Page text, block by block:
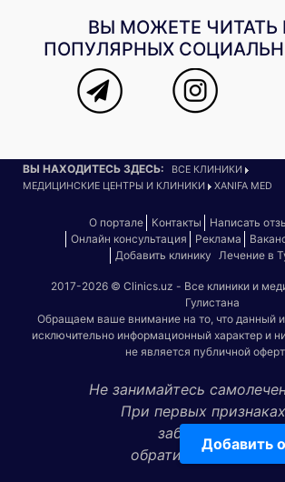
Добавить
ВЫ МОЖЕТЕ ЧИТАТЬ
ПОПУЛЯРНЫХ
ВЫ НАХОДИТЕСЬ ЗДЕСЬ:
ВСЕ КЛИНИКИ
МЕДИЦИНСКИЕ ЦЕНТРЫ И КЛИНИКИ
XANIFA MED
О портале Контакты Написать
Онлайн консультация
Реклама
Добавить клинику Лечение в
2017-2026 © Clinics.uz - Все клиники и
Гулистана
Обращаем ваше внимание на то, что данный
исключительно информационный характер и
не является публичной
Не занимайтесь
При первых признаках
заболевания
обратитесь к врачу!